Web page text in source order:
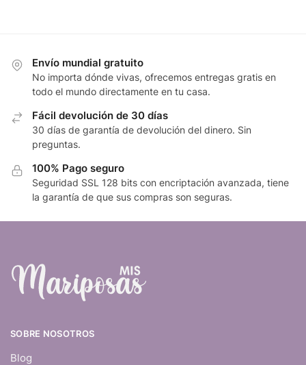
Envío mundial gratuito
No importa dónde vivas, ofrecemos entregas gratis en
todo el mundo directamente en tu casa.
Fácil devolución de 30 días
30 días de garantía de devolución del dinero. Sin
preguntas.
100% Pago seguro
Seguridad SSL 128 bits con encriptación avanzada, tiene
la garantía de que sus compras son seguras.
SOBRE NOSOTROS
Blog